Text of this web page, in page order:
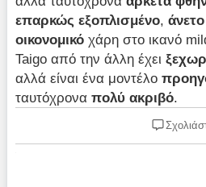
επαρκώς εξοπλισμένο,άνετο
οικονομικόχάρη στο ικανό
Taigo από την άλλη έχει
αλλά είναι ένα μοντέλο
ταυτόχροναπολύ ακριβό.